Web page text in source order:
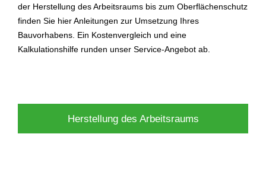
der Herstellung des Arbeitsraums bis zum Oberflächenschutz
finden Sie hier Anleitungen zur Umsetzung Ihres
Bauvorhabens. Ein Kostenvergleich und eine
Kalkulationshilfe runden unser Service-Angebot ab.
Herstellung des Arbeitsraums